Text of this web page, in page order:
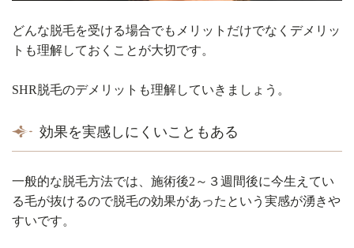
どんな脱毛を受ける場合でもメリットだけでなくデメリッ
トも理解しておくことが大切です。
SHR脱毛のデメリットも理解していきましょう。
効果を実感しにくいこともある
一般的な脱毛方法では、施術後2～３週間後に今生えてい
る毛が抜けるので脱毛の効果があったという実感が湧きや
すいです。